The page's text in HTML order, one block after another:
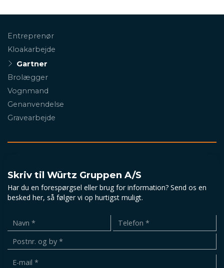
Primær
navigation
Entreprenør
Kloakarbejde
Gartner
Brolægger
Vognmand
Genanvendelse
Gravearbejde
Skriv til Würtz Gruppen A/S
Har du en forespørgsel eller brug for information? Send os en
besked her, så følger vi op hurtigst muligt.